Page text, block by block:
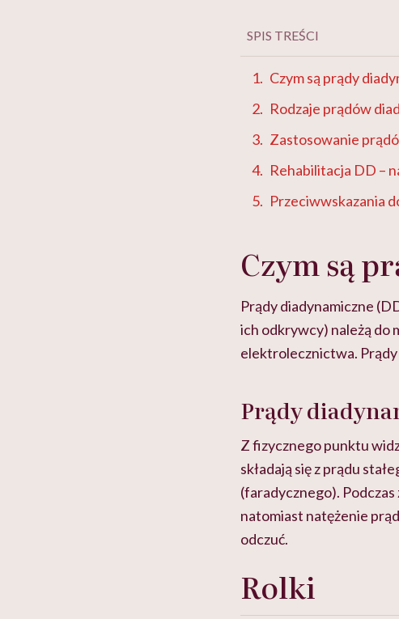
SPIS TREŚCI
Czym są prądy
Rodzaje prądów
Zastosowanie
Rehabilitacja DD –
Przeciwwskazania
Czym są
Prądy diadynamiczne
ich odkrywcy) należą
elektrolecznictwa. Prądy
Prądy
Z fizycznego punktu
składają się z prądu
(faradycznego).
natomiast natężenie
odczuć.
Rolki